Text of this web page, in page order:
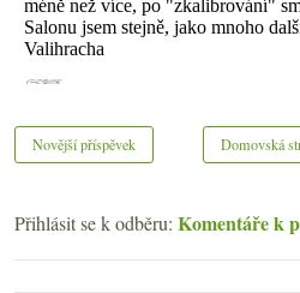
Novější příspěvek Domovská
Přihlásit se k odběru: Komentáře k